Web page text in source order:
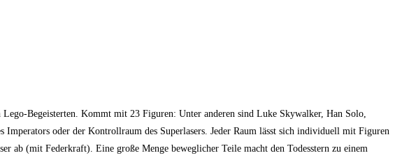
Begeisterten. Kommt mit 23 Figuren: Unter anderen sind Luke Skywalker, Han Solo,
oder der Kontrollraum des Superlasers. Jeder Raum lässt sich individuell mit Figuren
ab (mit Federkraft). Eine große Menge beweglicher Teile macht den Todesstern zu einem